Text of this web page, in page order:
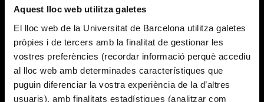
Aquest lloc web utilitza galetes
El lloc web de la Universitat de Barcelona utilitza galetes
pròpies i de tercers amb la finalitat de gestionar les
vostres preferències (recordar informació perquè accediu
al lloc web amb determinades característiques que
puguin diferenciar la vostra experiència de la d’altres
usuaris), amb finalitats estadístiques (analitzar com